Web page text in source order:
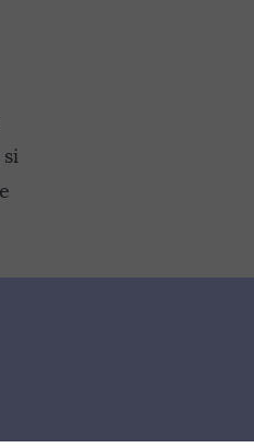
DES COOKIES